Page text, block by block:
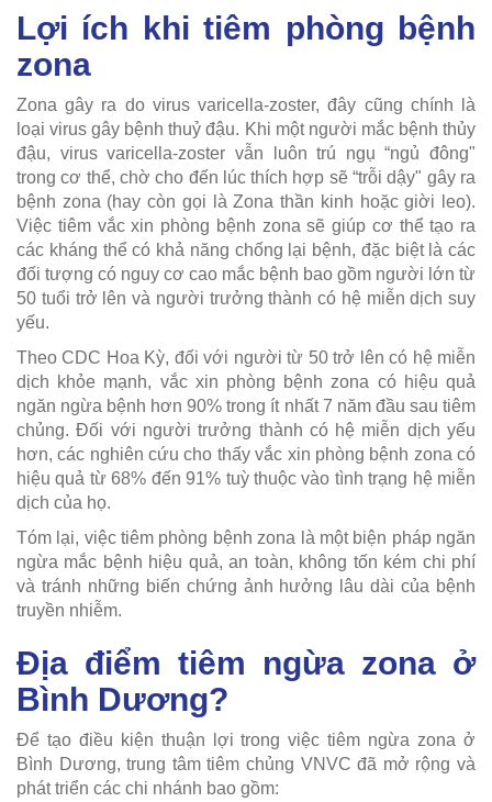
Lợi ích khi tiêm phòng bệnh
zona
Zona gây ra do virus varicella-zoster, đây cũng chính là
loại virus gây bệnh thuỷ đậu. Khi một người mắc bệnh thủy
đậu, virus varicella-zoster vẫn luôn trú ngụ “ngủ đông"
trong cơ thể, chờ cho đến lúc thích hợp sẽ “trỗi dậy" gây ra
bệnh zona (hay còn gọi là Zona thần kinh hoặc giời leo).
Việc tiêm vắc xin phòng bệnh zona sẽ giúp cơ thể tạo ra
các kháng thể có khả năng chống lại bệnh, đặc biệt là các
đối tượng có nguy cơ cao mắc bệnh bao gồm người lớn từ
50 tuổi trở lên và người trưởng thành có hệ miễn dịch suy
yếu.
Theo CDC Hoa Kỳ, đối với người từ 50 trở lên có hệ miễn
dịch khỏe mạnh, vắc xin phòng bệnh zona có hiệu quả
ngăn ngừa bệnh hơn 90% trong ít nhất 7 năm đầu sau tiêm
chủng. Đối với người trưởng thành có hệ miễn dịch yếu
hơn, các nghiên cứu cho thấy vắc xin phòng bệnh zona có
hiệu quả từ 68% đến 91% tuỳ thuộc vào tình trạng hệ miễn
dịch của họ.
Tóm lại, việc tiêm phòng bệnh zona là một biện pháp ngăn
ngừa mắc bệnh hiệu quả, an toàn, không tốn kém chi phí
và tránh những biến chứng ảnh hưởng lâu dài của bệnh
truyền nhiễm.
Địa điểm tiêm ngừa zona ở
Bình Dương?
Để tạo điều kiện thuận lợi trong việc tiêm ngừa zona ở
Bình Dương, trung tâm tiêm chủng VNVC đã mở rộng và
phát triển các chi nhánh bao gồm: